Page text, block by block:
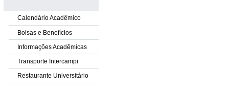
Calendário Acadêmico
Bolsas e Benefícios
Informações Acadêmicas
Transporte Intercampi
Restaurante Universitário